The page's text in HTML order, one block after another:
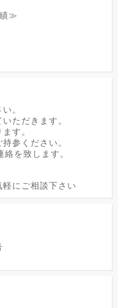
績≫
。
ただきます。
す。
参ください。
を致します。
にご相談下さい